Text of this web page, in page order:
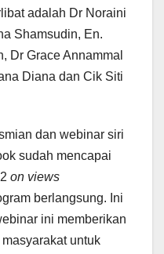
adalah Dr Noraini
Shamsudin, En.
Dr Grace Annammal
Diana dan Cik Siti
dan webinar siri
sudah mencapai
on views
berlangsung. Ini
ini memberikan
untuk